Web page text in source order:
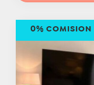
0% COMISION